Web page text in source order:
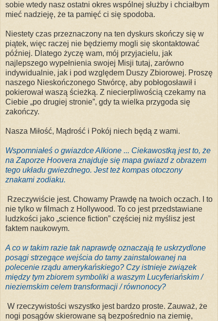
sobie wtedy nasz ostatni okres wspólnej służby i chciałbym
mieć nadzieję, że ta pamięć ci się spodoba.
Niestety czas przeznaczony na ten dyskurs skończy się w
piątek, więc raczej nie będziemy mogli się skontaktować
później. Dlatego życzę wam, mój przyjacielu, jak
najlepszego wypełnienia swojej Misji tutaj, zarówno
indywidualnie, jak i pod względem Duszy Zbiorowej. Proszę
naszego Nieskończonego Stwórcę, aby pobłogosławił i
pokierował waszą ścieżką. Z niecierpliwością czekamy na
Ciebie „po drugiej stronie”, gdy ta wielka przygoda się
zakończy.
Nasza Miłość, Mądrość i Pokój niech będą z wami.
Wspomniałeś o gwiazdce Alkione ... Ciekawostką jest to, że
na Zaporze Hoovera znajduje się mapa gwiazd z obrazem
tego układu gwiezdnego. Jest też kompas otoczony
znakami zodiaku.
Rzeczywiście jest. Chowamy Prawdę na twoich oczach. I to
nie tylko w filmach z Hollywood. To co jest przedstawiane
ludzkości jako „science fiction” częściej niż myślisz jest
faktem naukowym.
A co w takim razie tak naprawdę oznaczają te uskrzydlone
posągi strzegące wejścia do tamy zainstalowanej na
polecenie rządu amerykańskiego? Czy istnieje związek
między tym zbiorem symboliki a waszym Lucyferiańskim /
nieziemskim celem transformacji / równonocy?
W rzeczywistości wszystko jest bardzo proste. Zauważ, że
nogi posągów skierowane są bezpośrednio na ziemię,